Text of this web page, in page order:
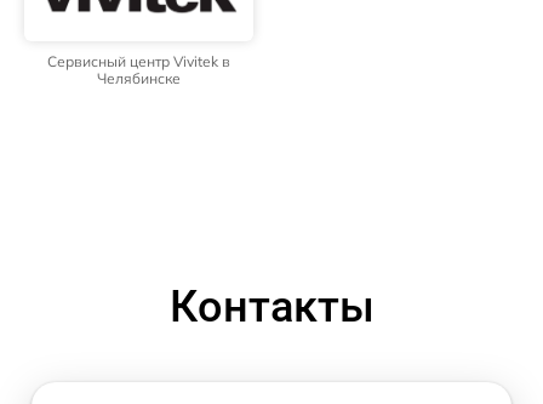
Сервисный центр Vivitek в
Челябинске
Контакты